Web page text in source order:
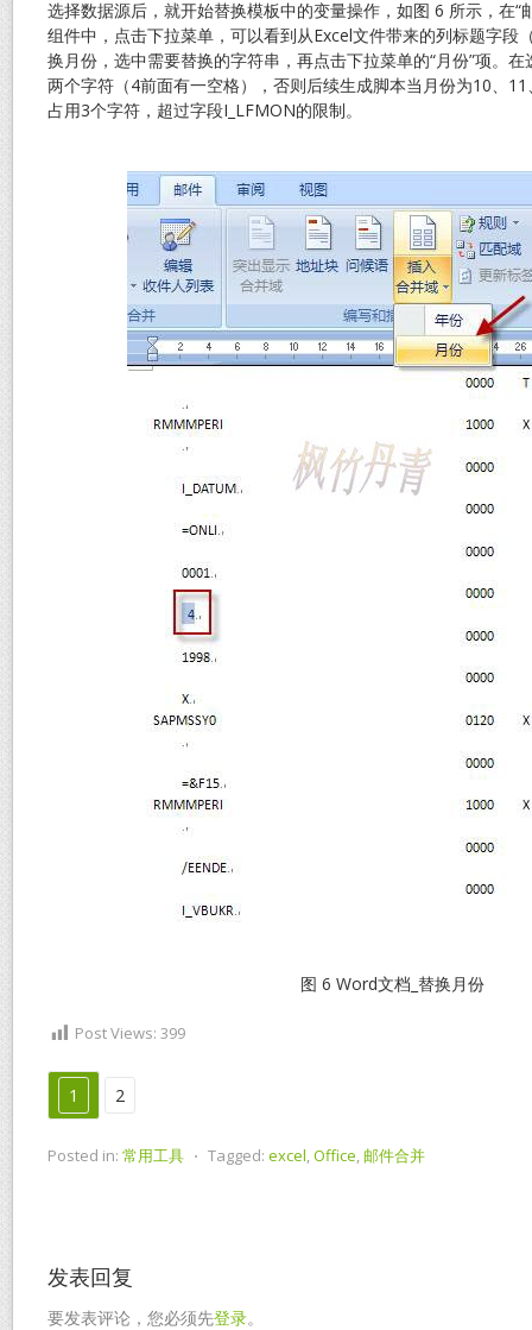
选择数据源后，就开始替换模板中的变量操作，如图 6 所示，在“
组件中，点击下拉菜单，可以看到从Excel文件带来的列标题字段
换月份，选中需要替换的字符串，再点击下拉菜单的“月份”项。在
两个字符（4前面有一空格），否则后续生成脚本当月份为10、
占用3个字符，超过字段I_LFMON的限制。
图 6 Word文档_替换月份
Post Views: 399
1 2
Posted in: 常用工具 ⋅ Tagged: excel Office 邮件合并
发表回复
要发表评论，您必须先登录。